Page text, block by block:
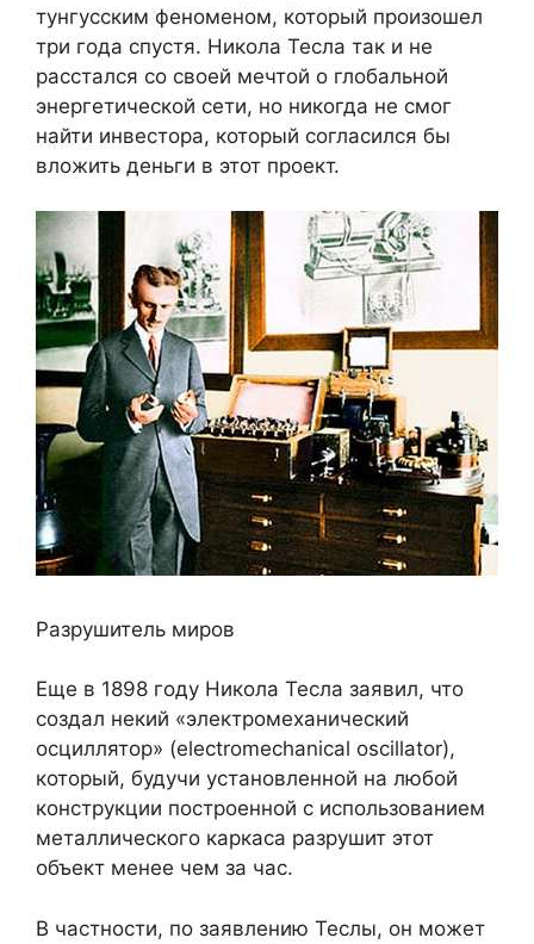
тунгусским феноменом, который произошел
три года спустя. Никола Тесла так и не
расстался со своей мечтой о глобальной
энергетической сети, но никогда не смог
найти инвестора, который согласился бы
вложить деньги в этот проект.
Разрушитель миров
Еще в 1898 году Никола Тесла заявил, что
создал некий «электромеханический
осциллятор» (electromechanical oscillator),
который, будучи установленной на любой
конструкции построенной с использованием
металлического каркаса разрушит этот
объект менее чем за час.
В частности, по заявлению Теслы, он может